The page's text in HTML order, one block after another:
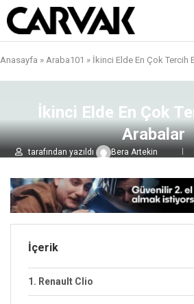
Anasayfa » Araba101 » İkinci Elde En Çok Tercih
İkinci Elde En Çok
Arabalar
tarafından yazıldı Bera Artekin
İçerik
1. Renault Clio